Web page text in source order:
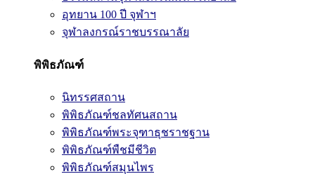
อุทยาน 100 ปี จุฬาฯ
จุฬาลงกรณ์ราชบรรณาลัย
พิพิธภัณฑ์
นิทรรศสถาน
พิพิธภัณฑ์ชลทัศนสถาน
พิพิธภัณฑ์พระจุฑาธุชราชฐาน
พิพิธภัณฑ์พืชมีชีวิต
พิพิธภัณฑ์สมุนไพร